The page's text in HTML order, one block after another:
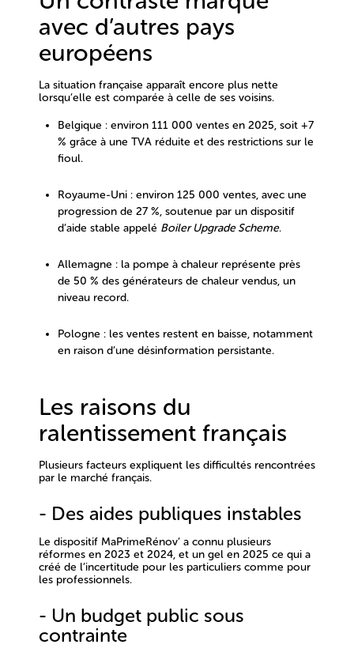
avec d’autres pays
européens
La situation française apparaît encore plus nette
lorsqu’elle est comparée à celle de ses voisins.
Belgique : environ 111 000 ventes en 2025, soit +7
% grâce à une TVA réduite et des restrictions sur le
fioul.
Royaume-Uni : environ 125 000 ventes, avec une
progression de 27 %, soutenue par un dispositif
d’aide stable appelé Boiler Upgrade Scheme.
Allemagne : la pompe à chaleur représente près
de 50 % des générateurs de chaleur vendus, un
niveau record.
Pologne : les ventes restent en baisse, notamment
en raison d’une désinformation persistante.
Les raisons du
ralentissement français
Plusieurs facteurs expliquent les difficultés rencontrées
par le marché français.
- Des aides publiques instables
Le dispositif MaPrimeRénov’ a connu plusieurs
réformes en 2023 et 2024, et un gel en 2025 ce qui a
créé de l’incertitude pour les particuliers comme pour
les professionnels.
- Un budget public sous
contrainte